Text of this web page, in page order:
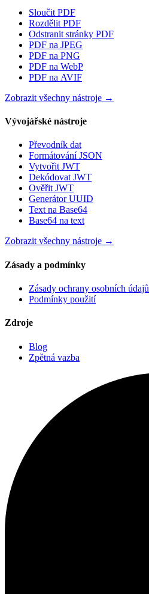
Sloučit PDF
Rozdělit PDF
Odstranit stránky PDF
PDF na JPEG
PDF na PNG
PDF na WebP
PDF na AVIF
Zobrazit všechny nástroje →
Vývojářské nástroje
Převodník dat
Formátování JSON
Vytvořit JWT
Dekódovat JWT
Ověřit JWT
Generátor UUID
Text na Base64
Base64 na text
Zobrazit všechny nástroje →
Zásady a podmínky
Zásady ochrany osobních údajů
Podmínky použití
Zdroje
Blog
Zpětná vazba